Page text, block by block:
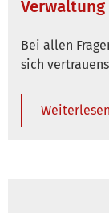
Bei allen
sich
Weiterlesen